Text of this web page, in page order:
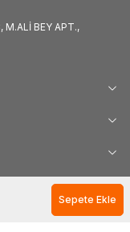
Sepete Ekle
M.ALİ BEY APT.,